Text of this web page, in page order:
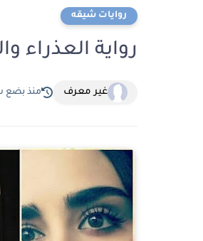
روايات شيقه
رواية
غير معرف منذ بضع